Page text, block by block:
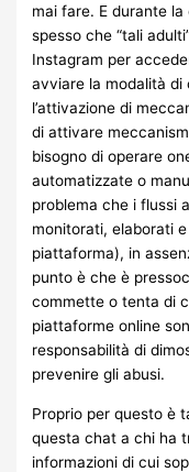
mai fare. E durante
spesso che “tali
Instagram per
avviare la modalità di
l’attivazione di
di attivare
bisogno di operare
automatizzate o
problema che i flussi
monitorati, elaborati
piattaforma), in
punto è che è
commette o tenta di
piattaforme online
responsabilità di
prevenire gli abusi.
Proprio per questo è
questa chat a chi ha
informazioni di cui